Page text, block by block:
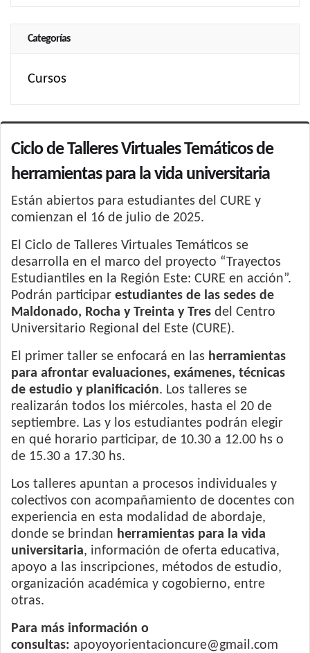
Categorías
Cursos
Ciclo de Talleres Virtuales Temáticos de
herramientas para la vida universitaria
Están abiertos para estudiantes del CURE y
comienzan el 16 de julio de 2025.
El Ciclo de Talleres Virtuales Temáticos se
desarrolla en el marco del proyecto “Trayectos
Estudiantiles en la Región Este: CURE en acción”.
Podrán participar estudiantes de las sedes de
Maldonado, Rocha y Treinta y Tres del Centro
Universitario Regional del Este (CURE).
El primer taller se enfocará en las herramientas
para afrontar evaluaciones, exámenes, técnicas
de estudio y planificación. Los talleres se
realizarán todos los miércoles, hasta el 20 de
septiembre. Las y los estudiantes podrán elegir
en qué horario participar, de 10.30 a 12.00 hs o
de 15.30 a 17.30 hs.
Los talleres apuntan a procesos individuales y
colectivos con acompañamiento de docentes con
experiencia en esta modalidad de abordaje,
donde se brindan herramientas para la vida
universitaria, información de oferta educativa,
apoyo a las inscripciones, métodos de estudio,
organización académica y cogobierno, entre
otras.
Para más información o
consultas: apoyoyorientacioncure@gmail.com